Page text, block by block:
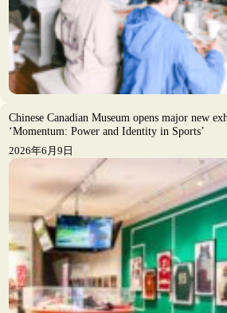
Chinese Canadian Museum opens major new
‘Momentum: Power and Identity in Sports’
2026年6月9日